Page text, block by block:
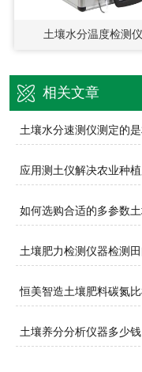
土壤水分温度检测仪
相关文章
土壤水分速测仪测定的
应用测土仪解决农业种
如何选购合适的多参数
土壤肥力检测仪器检测
土壤养分分析仪器多少钱